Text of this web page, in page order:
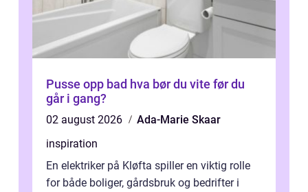
Pusse opp bad hva bør du vite før du
går i gang?
02 august 2026
Ada-Marie Skaar
inspiration
En elektriker på Kløfta spiller en viktig rolle
for både boliger, gårdsbruk og bedrifter i